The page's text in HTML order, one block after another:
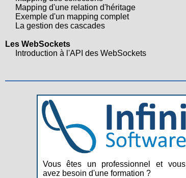
Mapping d'une relation d'héritage
Exemple d'un mapping complet
La gestion des cascades
Les WebSockets
Introduction à l'API des WebSockets
Vous êtes un professionnel et vous
avez besoin d'une formation ?